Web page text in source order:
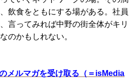
飲食をともにする場がある。社員
言ってみれば中野の街全体がキリ
のかもしれない。
メルマガを受け取る（＝isMedia